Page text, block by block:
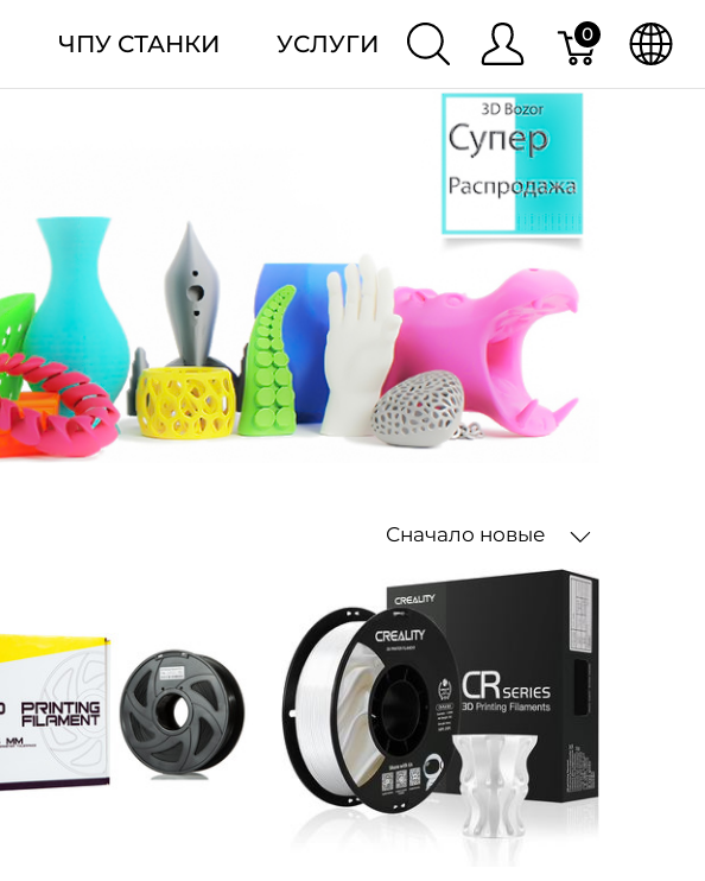
ЧПУ СТАНКИ УСЛУГИ 0
Сначало новые